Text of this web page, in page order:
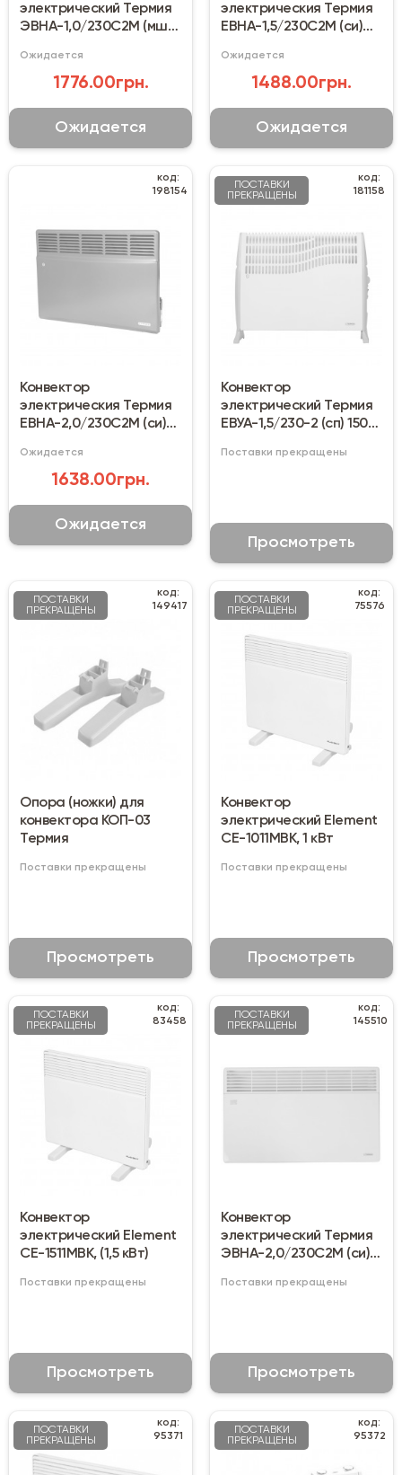
электрический Термия
ЭВНА-1,0/230С2М (мш)
Ожидается
1776.00грн.
Ожидается
электрическия Термия
ЕВНА-1,5/230С2М (си)
Ожидается
1488.00грн.
Ожидается
код:
198154
Конвектор
электрическия Термия
ЕВНА-2,0/230С2М (си)
Ожидается
1638.00грн.
Ожидается
ПОСТАВКИ
ПРЕКРАЩЕНЫ
код:
181158
Конвектор
электрический Термия
ЕВУА-1,5/230-2 (сп) 1500
Поставки прекращены
Просмотреть
ПОСТАВКИ
ПРЕКРАЩЕНЫ
код:
149417
Опора (ножки) для
конвектора КОП-03
Термия
Поставки прекращены
Просмотреть
ПОСТАВКИ
ПРЕКРАЩЕНЫ
код:
75576
Конвектор
электрический Element
CE-1011MBK, 1 кВт
Поставки прекращены
Просмотреть
ПОСТАВКИ
ПРЕКРАЩЕНЫ
код:
83458
Конвектор
электрический Element
CE-1511MBK, (1,5 кВт)
Поставки прекращены
Просмотреть
ПОСТАВКИ
ПРЕКРАЩЕНЫ
код:
145510
Конвектор
электрический Термия
ЭВНА-2,0/230С2М (си),
Поставки прекращены
Просмотреть
ПОСТАВКИ
ПРЕКРАЩЕНЫ
код:
95371
ПОСТАВКИ
ПРЕКРАЩЕНЫ
код:
95372